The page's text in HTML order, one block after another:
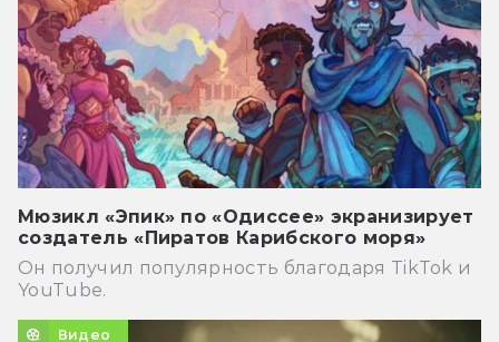
Мюзикл «Эпик» по «Одиссее» экранизирует
создатель «Пиратов Карибского моря»
Он получил популярность благодаря TikTok и
YouTube.
Видео